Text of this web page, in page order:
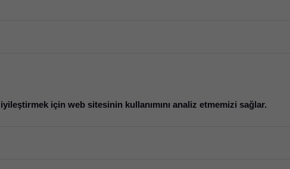
için web sitesinin kullanımını analiz etmemizi sağlar.